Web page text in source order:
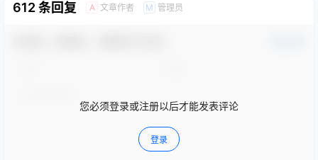
612 条回复 A 文章作者 M 管理员
您必须登录或注册以后才能发表评论
登录